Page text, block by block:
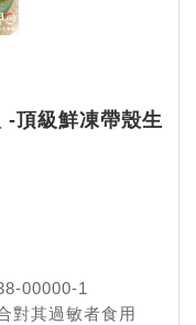
-頂級鮮凍帶殼生
00000-1
對其過敏者食用